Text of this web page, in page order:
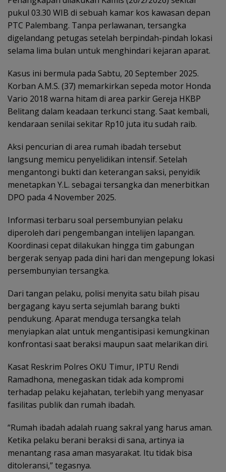
pukul 03.30 WIB di sebuah kamar kos kawasan depan
PTC Palembang. Tanpa perlawanan, tersangka
digelandang petugas setelah berpindah-pindah lokasi
selama lima bulan untuk menghindari kejaran aparat.
Kasus ini bermula pada Sabtu, 20 September 2025.
Korban A.M.S. (37) memarkirkan sepeda motor Honda
Vario 2018 warna hitam di area parkirGereja HKBP
Belitangdalam keadaan terkunci stang. Saat kembali,
kendaraan senilai sekitar Rp10 juta itu sudah raib.
Aksi pencurian di area rumah ibadah tersebut
langsung memicu penyelidikan intensif. Setelah
mengantongi bukti dan keterangan saksi, penyidik
menetapkan Y.L. sebagai tersangka dan menerbitkan
DPO pada 4 November 2025.
Informasi terbaru soal persembunyian pelaku
diperoleh dari pengembangan intelijen lapangan.
Koordinasi cepat dilakukan hingga tim gabungan
bergerak senyap pada dini hari dan mengepung lokasi
persembunyian tersangka.
Dari tangan pelaku, polisi menyita satu bilah pisau
bergagang kayu serta sejumlah barang bukti
pendukung. Aparat menduga tersangka telah
menyiapkan alat untuk mengantisipasi kemungkinan
konfrontasi saat beraksi maupun saat melarikan diri.
Kasat Reskrim Polres OKU Timur, IPTU Rendi
Ramadhona, menegaskan tidak ada kompromi
terhadap pelaku kejahatan, terlebih yang menyasar
fasilitas publik dan rumah ibadah.
“Rumah ibadah adalah ruang sakral yang harus aman.
Ketika pelaku berani beraksi di sana, artinya ia
menantang rasa aman masyarakat. Itu tidak bisa
ditoleransi,” tegasnya.